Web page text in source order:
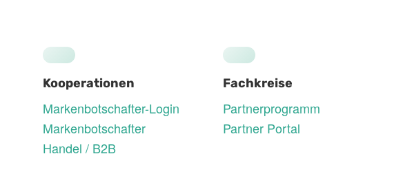
Kooperationen
Markenbotschafter-Login
Markenbotschafter
Handel / B2B
Fachkreise
Partnerprogramm
Partner Portal